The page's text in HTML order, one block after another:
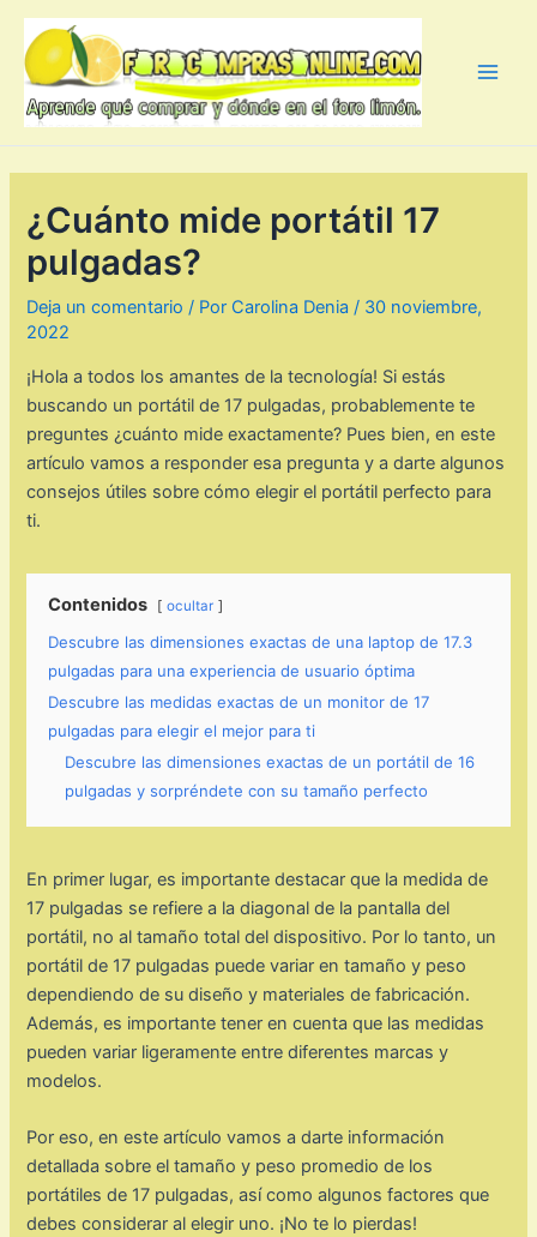
contenido
¿Cuánto mide portátil 17
pulgadas?
Deja un comentario / Por Carolina Denia / 30 noviembre,
2022
¡Hola a todos los amantes de la tecnología! Si estás
buscando un portátil de 17 pulgadas, probablemente te
preguntes ¿cuánto mide exactamente? Pues bien, en este
artículo vamos a responder esa pregunta y a darte algunos
consejos útiles sobre cómo elegir el portátil perfecto para
ti.
Contenidos ocultar
Descubre las dimensiones exactas de una laptop de 17.3
pulgadas para una experiencia de usuario óptima
Descubre las medidas exactas de un monitor de 17
pulgadas para elegir el mejor para ti
Descubre las dimensiones exactas de un portátil de 16
pulgadas y sorpréndete con su tamaño perfecto
En primer lugar, es importante destacar que la medida de
17 pulgadas se refiere a la diagonal de la pantalla del
portátil, no al tamaño total del dispositivo. Por lo tanto, un
portátil de 17 pulgadas puede variar en tamaño y peso
dependiendo de su diseño y materiales de fabricación.
Además, es importante tener en cuenta que las medidas
pueden variar ligeramente entre diferentes marcas y
modelos.
Por eso, en este artículo vamos a darte información
detallada sobre el tamaño y peso promedio de los
portátiles de 17 pulgadas, así como algunos factores que
debes considerar al elegir uno. ¡No te lo pierdas!